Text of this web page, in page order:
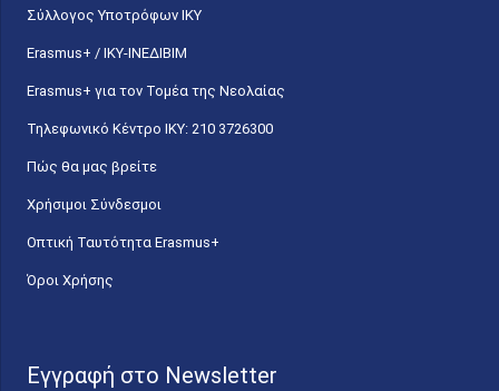
Σύλλογος Υποτρόφων ΙΚΥ
Erasmus+ / ΙΚΥ-ΙΝΕΔΙΒΙΜ
Erasmus+ για τον Τομέα της Νεολαίας
Τηλεφωνικό Κέντρο IKY: 210 3726300
Πώς θα μας βρείτε
Χρήσιμοι Σύνδεσμοι
Οπτική Ταυτότητα Erasmus+
Όροι Χρήσης
Εγγραφή στο Newsletter